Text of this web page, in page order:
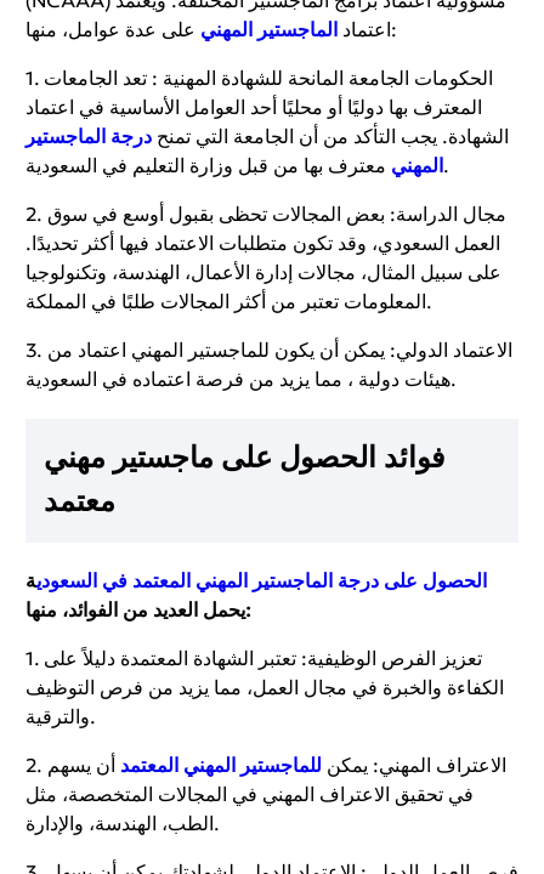
اعتماد الماجستير المهني على عدة عوامل، منها:
1. الحكومات الجامعة المانحة للشهادة المهنية : تعد الجامعات
المعترف بها دوليًا أو محليًا أحد العوامل الأساسية في اعتماد
الشهادة. يجب التأكد من أن الجامعة التي تمنح درجة الماجستير
المهنيمعترف بها من قبل وزارة التعليم في السعودية.
2. مجال الدراسة: بعض المجالات تحظى بقبول أوسع في سوق
العمل السعودي، وقد تكون متطلبات الاعتماد فيها أكثر تحديدًا.
على سبيل المثال، مجالات إدارة الأعمال، الهندسة، وتكنولوجيا
المعلومات تعتبر من أكثر المجالات طلبًا في المملكة.
3. الاعتماد الدولي: يمكن أن يكون للماجستير المهني اعتماد من
هيئات دولية ، مما يزيد من فرصة اعتماده في السعودية.
فوائد الحصول على ماجستير مهني
معتمد
الحصول على درجة الماجستير المهني المعتمد في السعودية
يحمل العديد من الفوائد، منها:
1. تعزيز الفرص الوظيفية: تعتبر الشهادة المعتمدة دليلاً على
الكفاءة والخبرة في مجال العمل، مما يزيد من فرص التوظيف
والترقية.
2. الاعتراف المهني: يمكن للماجستير المهني المعتمد أن يسهم
في تحقيق الاعتراف المهني في المجالات المتخصصة، مثل
الطب، الهندسة، والإدارة.